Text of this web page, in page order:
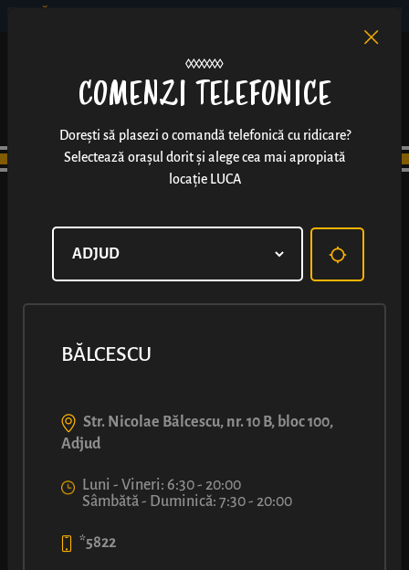
COMENZI TELEFONICE
Dorești să plasezi o comandă telefonică cu ridicare?
Selectează orașul dorit și alege cea mai apropiată
locație LUCA
BĂLCESCU
Str. Nicolae Bălcescu, nr. 10 B, bloc 100,
Adjud
Luni - Vineri: 6:30 - 20:00
Sâmbătă - Duminică: 7:30 - 20:00
*5822